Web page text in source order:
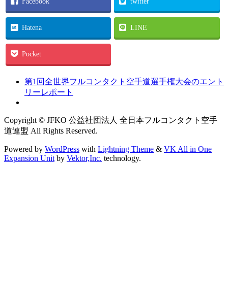
Hatena LINE
Pocket
第1回全世界フルコンタクト空手道選手権大会のエント
リーレポート
Copyright © JFKO 公益社団法人 全日本フルコンタクト空手
道連盟 All Rights Reserved.
Powered by WordPress with Lightning Theme & VK All in One
Expansion Unit by Vektor,Inc. technology.